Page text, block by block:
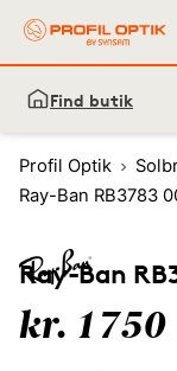
Find butik
Profil Optik
Ray-Ban RB3783
Ray-Ban
kr. 1750